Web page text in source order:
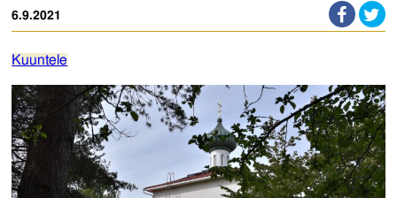
Tule mukaan
Hautausmaa
Yhteystiedot
6.9.2021
Kuuntele